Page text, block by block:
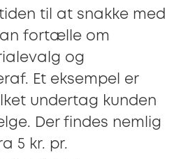
til at snakke med
fortælle om
og
Et eksempel er
undertag kunden
Der findes nemlig
5 kr. pr.